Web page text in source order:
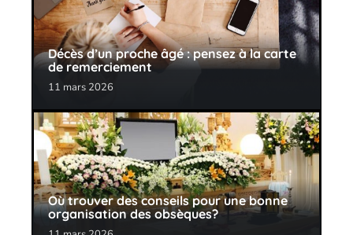
Décès d’un proche âgé : pensez à la carte
de remerciement
11 mars 2026
Où trouver des conseils pour une bonne
organisation des obsèques?